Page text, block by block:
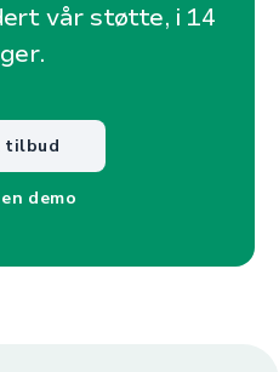
vår støtte, i 14
tilbud
demo